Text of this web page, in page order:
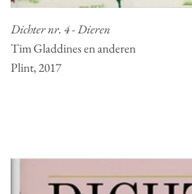
Dichter nr. 4 - Dieren
Tim Gladdines en anderen
Plint, 2017